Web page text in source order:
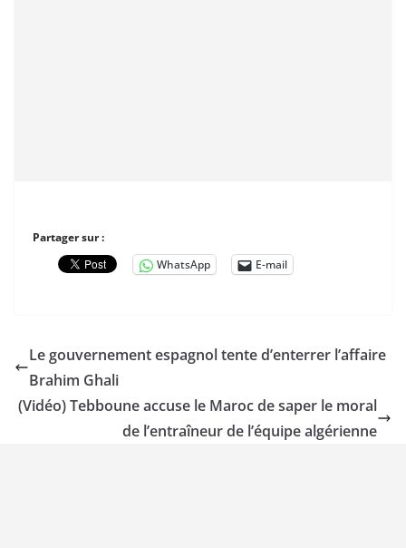
Partager sur :
WhatsApp
E-mail
Le gouvernement espagnol tente d’enterrer l’affaire
Brahim Ghali
(Vidéo) Tebboune accuse le Maroc de saper le moral
de l’entraîneur de l’équipe algérienne